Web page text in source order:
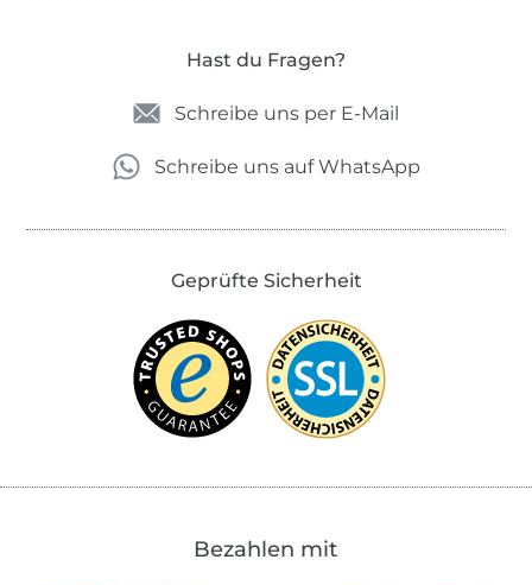
Hast du Fragen?
Schreibe uns per E-Mail
Schreibe uns auf WhatsApp
Geprüfte Sicherheit
Bezahlen mit